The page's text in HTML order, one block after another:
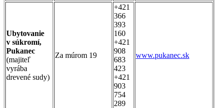
Ubytovanie
v súkromí,
Pukanec
(majiteľ
vyrába
drevené sudy)
Za múrom 19
+421
366
393
160
+421
908
683
423
+421
903
754
289
www.pukanec.sk